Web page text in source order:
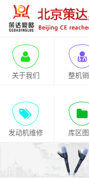
关于我们 整机
发动机维修 库区